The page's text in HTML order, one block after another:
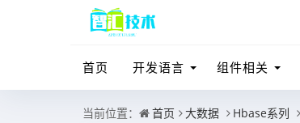
首页 开发语言 组件相关
当前位置： 首页 大数据 Hbase系列